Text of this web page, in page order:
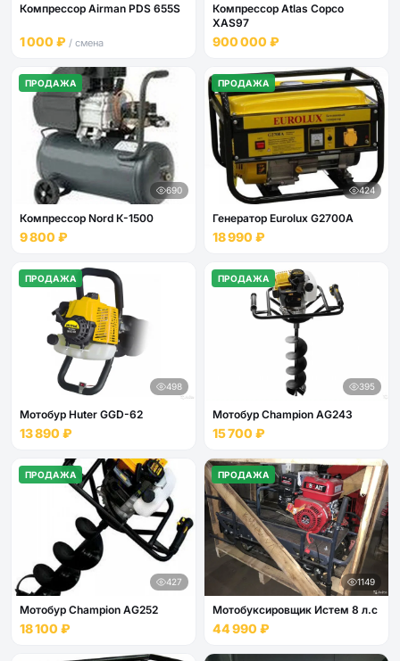
Компрессор Airman PDS 655S
1 000 ₽ / смена
Компрессор Atlas Copco
XAS97
900 000 ₽
ПРОДАЖА
690
Компрессор Nord К-1500
9 800 ₽
ПРОДАЖА
424
Генератор Eurolux G2700A
18 990 ₽
ПРОДАЖА
498
Мотобур Huter GGD-62
13 890 ₽
ПРОДАЖА
395
Мотобур Champion AG243
15 700 ₽
ПРОДАЖА
427
Мотобур Champion AG252
18 100 ₽
ПРОДАЖА
1149
Мотобуксировщик Истем 8 л.с
44 990 ₽